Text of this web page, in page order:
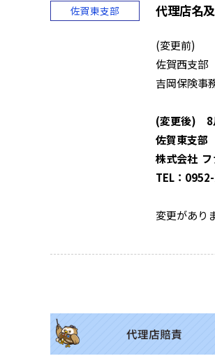
代理店名
佐賀東支部
(変更前)
佐賀西支部
吉岡保険
(変更後) 8
佐賀東支部
株式会社
TEL：
変更があり